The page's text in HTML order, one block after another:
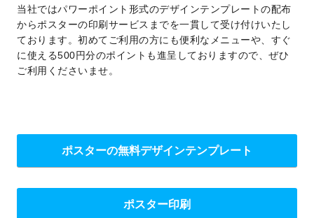
当社ではパワーポイント形式のデザインテンプレートの配布
からポスターの印刷サービスまでを一貫して受け付けいたし
ております。初めてご利用の方にも便利なメニューや、すぐ
に使える500円分のポイントも進呈しておりますので、ぜひ
ご利用くださいませ。
ポスターの無料デザインテンプレート
ポスター印刷